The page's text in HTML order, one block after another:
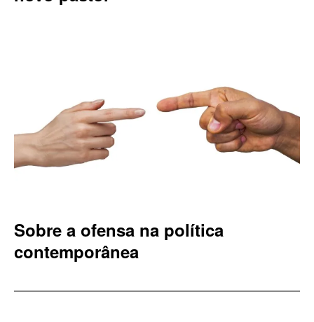
Sobre a ofensa na política
contemporânea